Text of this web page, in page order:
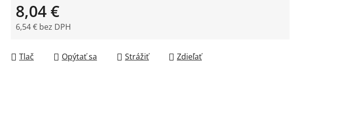
8,04 €
6,54 € bez DPH
Tlač
Opýtať sa Strážiť Zdieľať